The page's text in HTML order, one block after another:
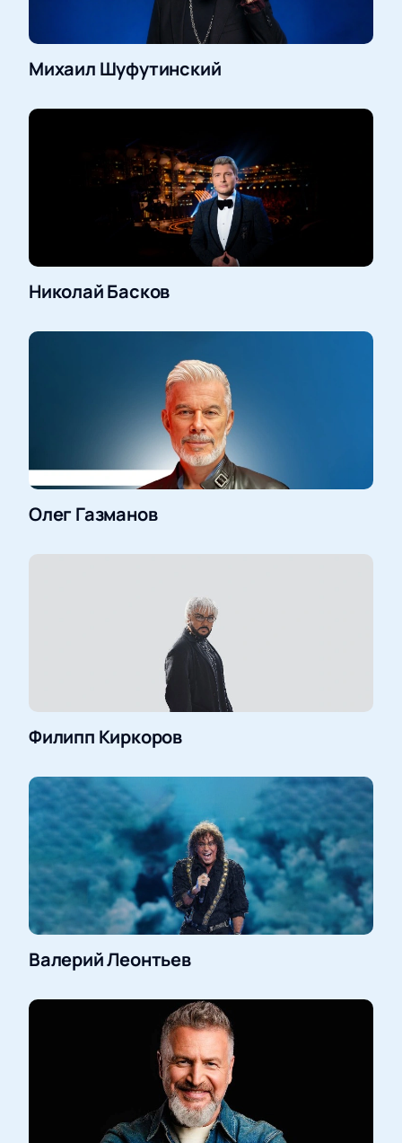
Михаил Шуфутинский
Николай Басков
Олег Газманов
Филипп Киркоров
Валерий Леонтьев